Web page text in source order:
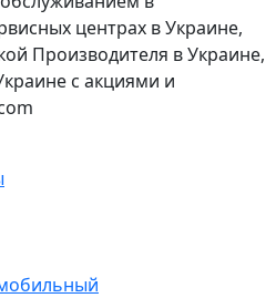
центрах в Украине,
Производителя в Украине,
с акциями и